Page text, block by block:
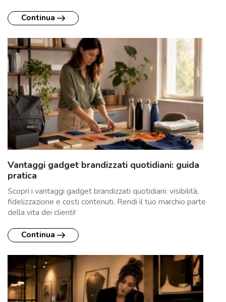
Continua
Vantaggi gadget brandizzati quotidiani: guida
pratica
Scopri i vantaggi gadget brandizzati quotidiani: visibilità,
fidelizzazione e costi contenuti. Rendi il tuo marchio parte
della vita dei clienti!
Continua